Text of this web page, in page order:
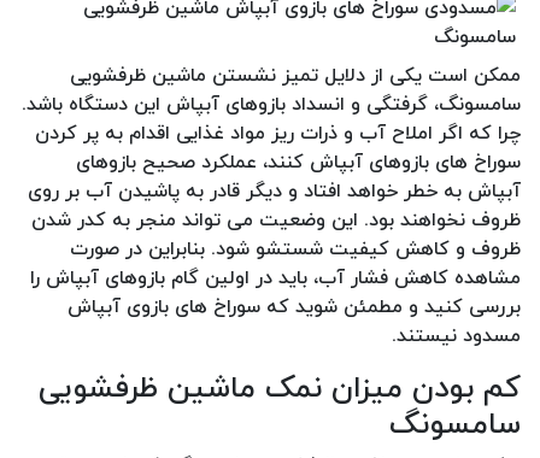
ممکن است یکی از دلایل تمیز نشستن ماشین ظرفشویی
سامسونگ، گرفتگی و انسداد بازوهای آبپاش این دستگاه باشد.
چرا که اگر املاح آب و ذرات ریز مواد غذایی اقدام به پر کردن
سوراخ های بازوهای آبپاش کنند، عملکرد صحیح بازوهای
آبپاش به خطر خواهد افتاد و دیگر قادر به پاشیدن آب بر روی
ظروف نخواهند بود. این وضعیت می تواند منجر به کدر شدن
ظروف و کاهش کیفیت شستشو شود. بنابراین در صورت
مشاهده کاهش فشار آب، باید در اولین گام بازوهای آبپاش را
بررسی کنید و مطمئن شوید که سوراخ های بازوی آبپاش
مسدود نیستند.
کم بودن میزان نمک ماشین ظرفشویی
سامسونگ